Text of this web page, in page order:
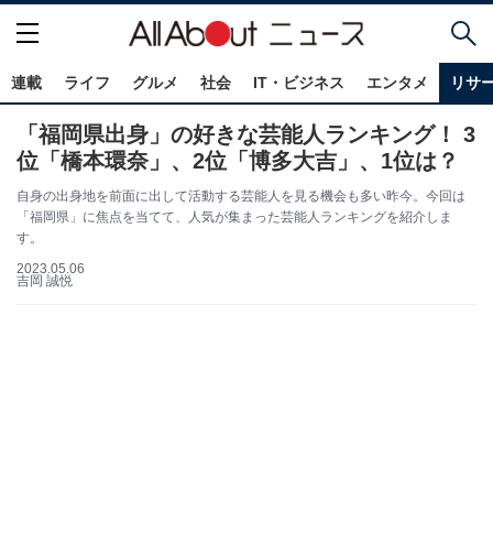
連載 ライフ グルメ 社会 IT・ビジネス エンタメ リサ
「福岡県出身」の好きな芸能人ランキング！ 3
位「橋本環奈」、2位「博多大吉」、1位は？
自身の出身地を前面に出して活動する芸能人を見る機会も多い昨今。今回は
「福岡県」に焦点を当てて、人気が集まった芸能人ランキングを紹介しま
す。
2023.05.06
吉岡 誠悦